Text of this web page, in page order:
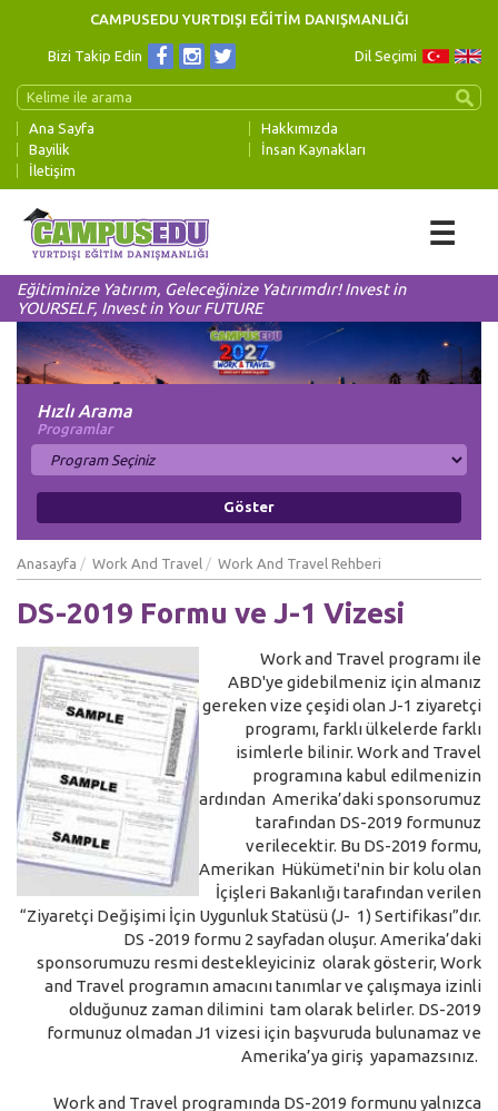
CAMPUSEDU YURTDIŞI EĞİTİM DANIŞMANLIĞI
Dil Seçimi
Bizi Takip Edin
Ana Sayfa
Hakkımızda
Bayilik
İnsan Kaynakları
İletişim
☰
Eğitiminize Yatırım, Geleceğinize Yatırımdır! Invest in
YOURSELF, Invest in Your FUTURE
Hızlı Arama
Programlar
Anasayfa Work And Travel Work And Travel Rehberi
DS-2019 Formu ve J-1 Vizesi
Work and Travel programı ile
ABD'ye gidebilmeniz için almanız
gereken vize çeşidi olan J-1 ziyaretçi
programı, farklı ülkelerde farklı
isimlerle bilinir. Work and Travel
programına kabul edilmenizin
ardından Amerika’daki sponsorumuz
tarafından DS-2019 formunuz
verilecektir. Bu DS-2019 formu,
Amerikan Hükümeti'nin bir kolu olan
İçişleri Bakanlığı tarafından verilen
“Ziyaretçi Değişimi İçin Uygunluk Statüsü (J- 1) Sertifikası”dır.
DS -2019 formu 2 sayfadan oluşur. Amerika’daki
sponsorumuzu resmi destekleyiciniz olarak gösterir, Work
and Travel programın amacını tanımlar ve çalışmaya izinli
olduğunuz zaman dilimini tam olarak belirler. DS-2019
formunuz olmadan J1 vizesi için başvuruda bulunamaz ve
Amerika’ya giriş yapamazsınız.
Work and Travel programında DS-2019 formunu yalnızca